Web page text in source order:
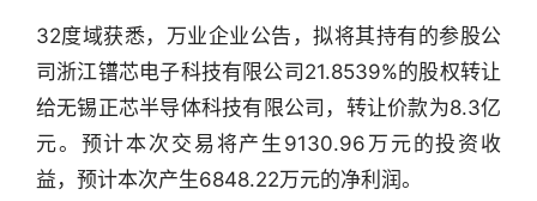
行
32度域获悉，万业企业公告，拟将其持有的参股公
司浙江镨芯电子科技有限公司21.8539%的股权转让
给无锡正芯半导体科技有限公司，转让价款为8.3亿
元。预计本次交易将产生9130.96万元的投资收
益，预计本次产生6848.22万元的净利润。